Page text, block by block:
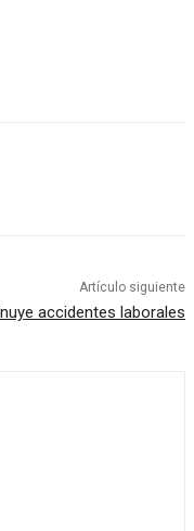
Artículo siguiente
accidentes laborales